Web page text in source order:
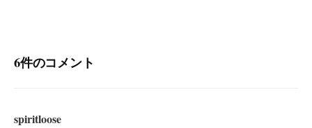
ン
6件のコメント
spiritloose